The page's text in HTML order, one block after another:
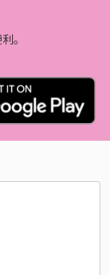
。